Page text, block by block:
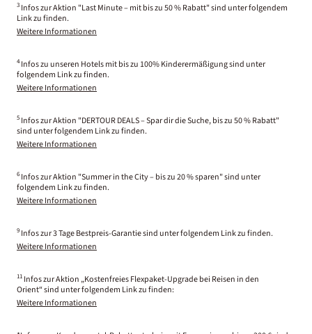
3 Infos zur Aktion "Last Minute – mit bis zu 50 % Rabatt" sind unter folgendem
Link zu finden.
Weitere Informationen
4 Infos zu unseren Hotels mit bis zu 100% Kinderermäßigung sind unter
folgendem Link zu finden.
Weitere Informationen
5 Infos zur Aktion "DERTOUR DEALS – Spar dir die Suche, bis zu 50 % Rabatt"
sind unter folgendem Link zu finden.
Weitere Informationen
6 Infos zur Aktion "Summer in the City – bis zu 20 % sparen" sind unter
folgendem Link zu finden.
Weitere Informationen
9 Infos zur 3 Tage Bestpreis-Garantie sind unter folgendem Link zu finden.
Weitere Informationen
11 Infos zur Aktion „Kostenfreies Flexpaket-Upgrade bei Reisen in den
Orient“ sind unter folgendem Link zu finden:
Weitere Informationen